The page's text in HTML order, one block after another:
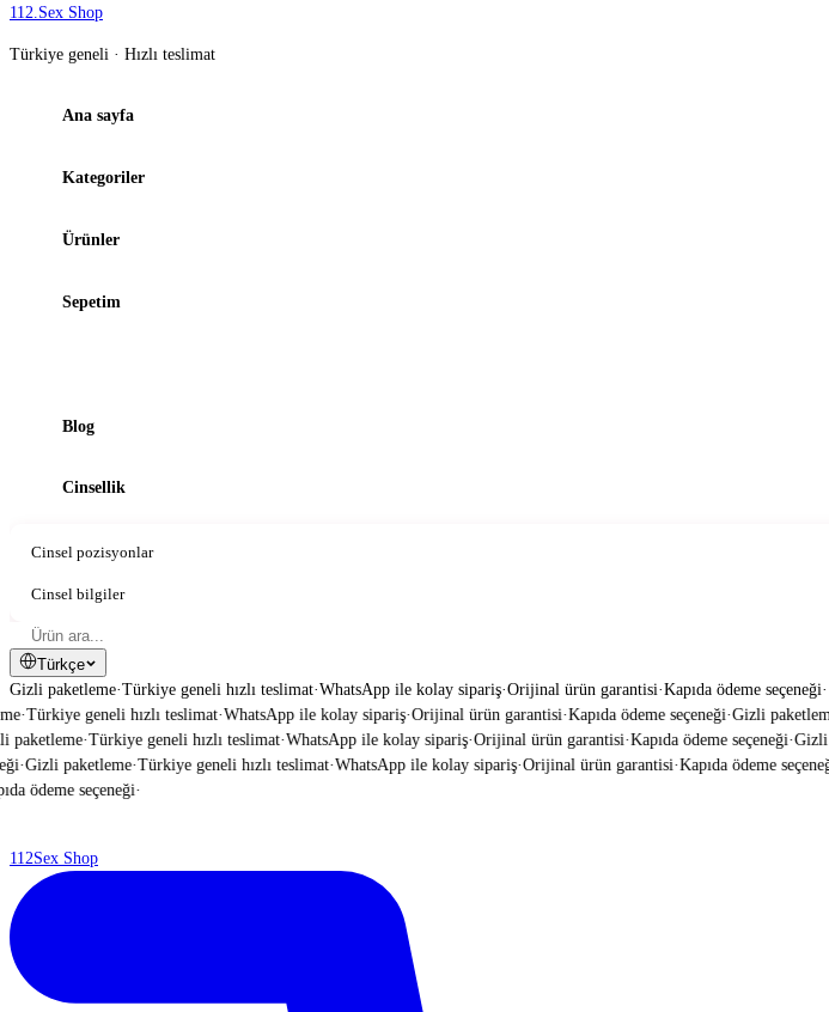
112.Sex Shop
Türkiye geneli · Hızlı teslimat
Ana sayfa
Kategoriler
Ürünler
Sepetim
Blog
Cinsellik
Cinsel pozisyonlar
Cinsel bilgiler
Türkçe
Gizli paketleme·Türkiye geneli hızlı teslimat·WhatsApp ile kolay sipariş·Orijinal ürün garantisi·Kapıda ödeme seçeneği·
·Türkiye geneli hızlı teslimat·WhatsApp ile kolay sipariş·Orijinal ürün garantisi·Kapıda ödeme seçeneği·Gizli paketleme
·Türkiye geneli hızlı teslimat·WhatsApp ile kolay sipariş·Orijinal ürün garantisi·Kapıda ödeme seçeneği·Gizli
·Gizli paketleme·Türkiye geneli hızlı teslimat·WhatsApp ile kolay sipariş·Orijinal ürün garantisi·Kapıda ödeme seçeneği
ödeme seçeneği·
112Sex Shop